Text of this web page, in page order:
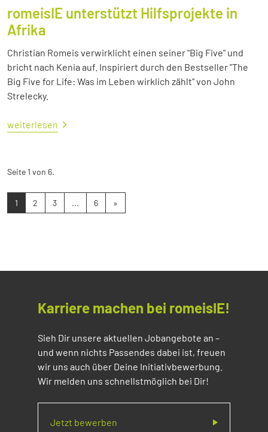
romeisIE unterstützt Hilfsprojekte in
Afrika
Christian Romeis verwirklicht einen seiner "Big Five" und
bricht nach Kenia auf. Inspiriert durch den Bestseller "The
Big Five for Life: Was im Leben wirklich zählt" von John
Strelecky.
weiterlesen
Seite 1 von 6.
1 2 3 ... 6 »
Karriere machen bei romeisIE!
Sieh Dir unsere aktuellen Jobangebote an –
und wenn nichts Passendes dabei ist, freuen
wir uns auch über Deine Initiativbewerbung.
Wir melden uns schnellstmöglich bei Dir!
Jetzt bewerben